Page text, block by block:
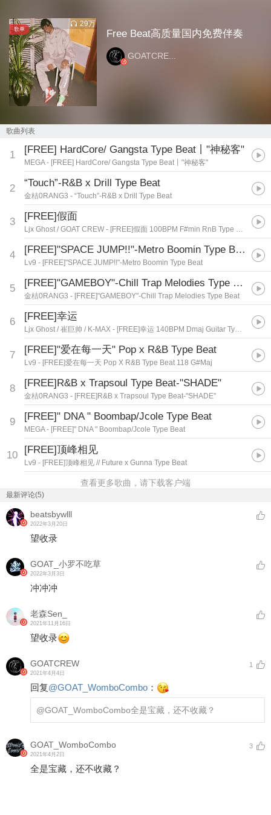
歌单
29万
Free Beat高质量国内免费伴奏
GOATCRE...
歌曲列表
1 [FREE] HardCore/ Gangsta Type Beat丨"神秘客"
MEGA- [FREE] HardCore/ Gangsta Type Beat丨"神秘客"
2 “Touch”-R&B x Drill Type Beat
金桔0RANG3 - “Touch”-R&B x Drill Type Beat
3 [FREE]假面
Ljx Ghost / GOAT CREW - [FREE]假面 100BPM F#min RnB Type Beat
4 [FREE]"SPACE JUMP!!"-Metro Boomin Type Beat
Lv9 - [FREE]"SPACE JUMP!!"-Metro Boomin Type Beat
5 [FREE]"GAMEBOY"-Chill Trap Melodies Type Beat
金桔0RANG3 - [FREE]"GAMEBOY"-Chill Trap Melodies Type Beat
6 [FREE]幸运
Ljx Ghost / 崔巨帅 / K-MAX - [FREE]幸运 140BPM Dmaj Guitar Type Beat
7 [FREE]"爱在每一天" Pop x R&B Type Beat
Lv9 - [FREE]爱在每一天 Pop X R&B Type Beat 118 G#Maj
8 [FREE]R&B x Trapsoul Type Beat-"SHADE"
金桔0RANG3 - [FREE]R&B x Trapsoul Type Beat-"SHADE"
9 [FREE]" DNA " Boombap/Jcole Type Beat
MEGA- [FREE]" DNA " Boombap/Jcole Type Beat
10 [FREE]顶峰相见
Lv9 - [FREE]顶峰相见 // Future x Gunna Type Beat
查看更多歌曲，请下载客户端
最新评论(5)
beatsbywlll
2022年3月20日
望收录
GOAT_小罗不吃草
2022年3月3日
冲冲冲
老森Sen_
2021年11月16日
望收录
GOATCREW
2021年4月4日
1
回复@GOAT_WomboCombo ：
@GOAT_WomboCombo全是宝藏，还不收藏？
GOAT_WomboCombo
2021年4月2日
3
全是宝藏，还不收藏？